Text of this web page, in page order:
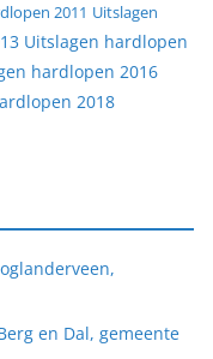
2011 Uitslagen
Uitslagen hardlopen
hardlopen 2016
2018
en Dal, gemeente